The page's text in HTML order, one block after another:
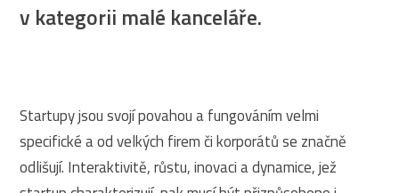
v kategorii malé kanceláře.
Startupy jsou svojí povahou a fungováním velmi
specifické a od velkých firem či korporátů se značně
odlišují. Interaktivitě, růstu, inovaci a dynamice, jež